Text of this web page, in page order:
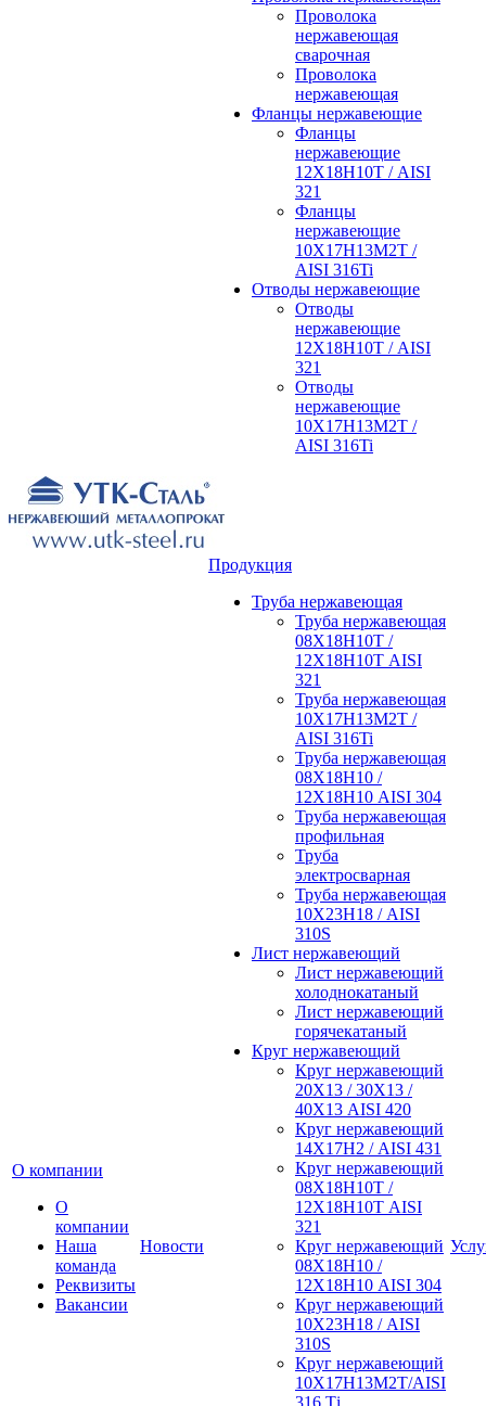
Проволока
нержавеющая
сварочная
Проволока
нержавеющая
Фланцы нержавеющие
Фланцы
нержавеющие
12Х18Н10Т / AISI
321
Фланцы
нержавеющие
10Х17Н13М2Т /
AISI 316Ti
Отводы нержавеющие
Отводы
нержавеющие
12Х18Н10Т / AISI
321
Отводы
нержавеющие
10Х17Н13М2Т /
AISI 316Ti
О компании
О
компании
Наша
команда
Реквизиты
Вакансии
Новости
Продукция
Труба нержавеющая
Труба нержавеющая
08Х18Н10Т /
12Х18Н10Т AISI
321
Труба нержавеющая
10Х17Н13М2Т /
AISI 316Ti
Труба нержавеющая
08Х18Н10 /
12Х18Н10 AISI 304
Труба нержавеющая
профильная
Труба
электросварная
Труба нержавеющая
10Х23Н18 / AISI
310S
Лист нержавеющий
Лист нержавеющий
холоднокатаный
Лист нержавеющий
горячекатаный
Круг нержавеющий
Круг нержавеющий
20Х13 / 30Х13 /
40Х13 AISI 420
Круг нержавеющий
14Х17Н2 / AISI 431
Круг нержавеющий
08Х18Н10Т /
12Х18Н10Т AISI
321
Круг нержавеющий
08Х18Н10 /
12Х18Н10 AISI 304
Круг нержавеющий
10Х23Н18 / AISI
310S
Круг нержавеющий
10Х17Н13М2Т/AISI
316 Тi